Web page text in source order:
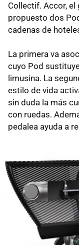
Collectif. Accor,
propuesto dos
cadenas de
La primera va
cuyo Pod
limusina. La
estilo de vida
sin duda la más
con ruedas.
pedalea ayuda a